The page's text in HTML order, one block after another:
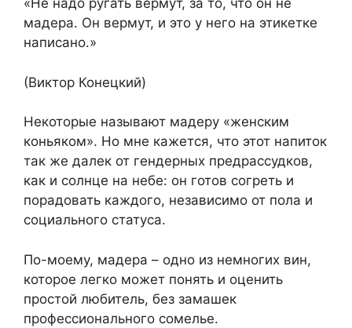
«Не надо ругать вермут, за то, что он не
мадера. Он вермут, и это у него на этикетке
написано.»
(Виктор Конецкий)
Некоторые называют мадеру «женским
коньяком». Но мне кажется, что этот напиток
так же далек от гендерных предрассудков,
как и солнце на небе: он готов согреть и
порадовать каждого, независимо от пола и
социального статуса.
По-моему, мадера – одно из немногих вин,
которое легко может понять и оценить
простой любитель, без замашек
профессионального сомелье.